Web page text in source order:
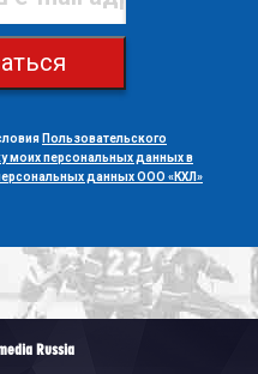
Пользовательского
моих персональных данных в
данных ООО «КХЛ»
Russia